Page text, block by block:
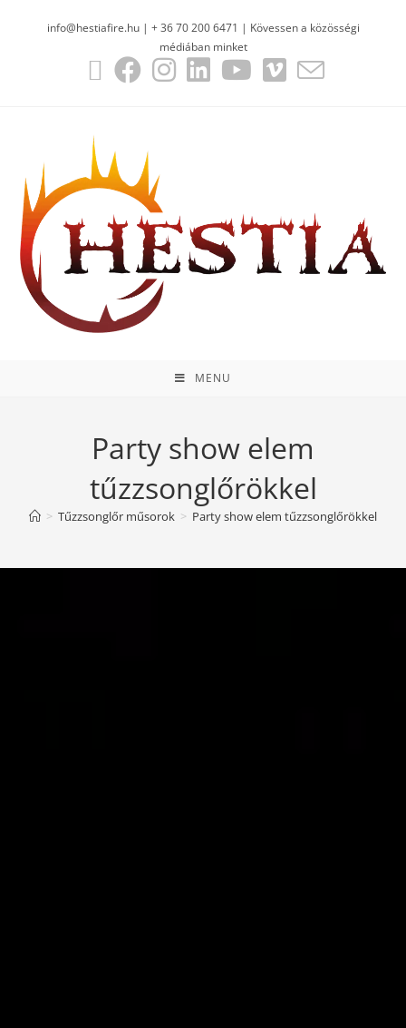
info@hestiafire.hu | + 36 70 200 6471 | Kövessen a közösségi
médiában minket
MENU
Party show elem
tűzzsonglőrökkel
> Tűzzsonglőr műsorok > Party show elem tűzzsonglőrökkel